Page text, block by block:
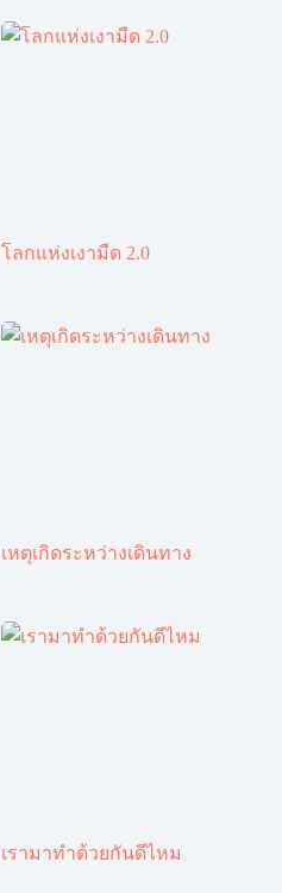
โลกแห่งเงามืด 2.0
เหตุเกิดระหว่างเดินทาง
เรามาทำด้วยกันดีไหม